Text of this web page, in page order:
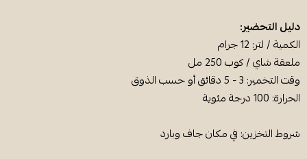
دليل التحضير:
الكمية / لتر: 12 جرام
ملعقة شاي / كوب 250 مل
وقت التخمير: 3 - 5 دقائق أو حسب الذوق
الحرارة: 100 درجة مئوية
شروط التخزين: في مكان جاف وبارد